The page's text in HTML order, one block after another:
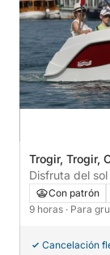
Trogir, Trogir,
Disfruta del
Trogir.Con patrón
9 horas · Para
Cancelación